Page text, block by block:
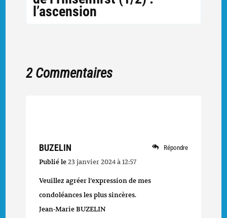
l’ascension
2 Commentaires
BUZELIN
Publié le23 janvier 2024 à 12:57
Répondre
Veuillez agréer l’expression de mes
condoléances les plus sincères.
Jean-Marie BUZELIN